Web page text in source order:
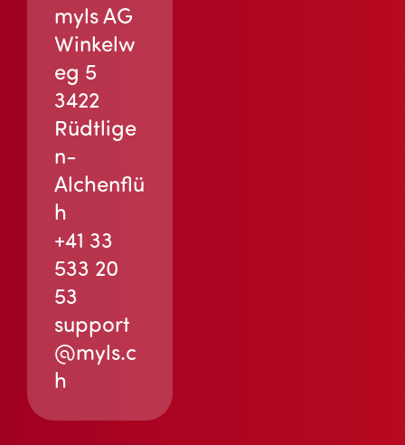
myls AG
Winkelw
eg 5
3422
Rüdtlige
n-
Alchenflü
h
+41 33
533 20
53
support
@myls.c
h